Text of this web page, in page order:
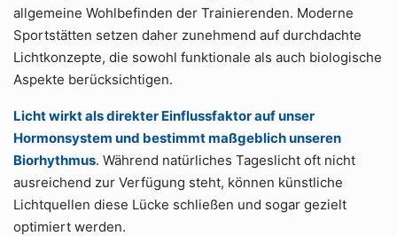
allgemeine Wohlbefinden der Trainierenden. Moderne
Sportstätten setzen daher zunehmend auf durchdachte
Lichtkonzepte, die sowohl funktionale als auch biologische
Aspekte berücksichtigen.
Licht wirkt als direkter Einflussfaktor auf unser
Hormonsystem und bestimmt maßgeblich unseren
Biorhythmus. Während natürliches Tageslicht oft nicht
ausreichend zur Verfügung steht, können künstliche
Lichtquellen diese Lücke schließen und sogar gezielt
optimiert werden.